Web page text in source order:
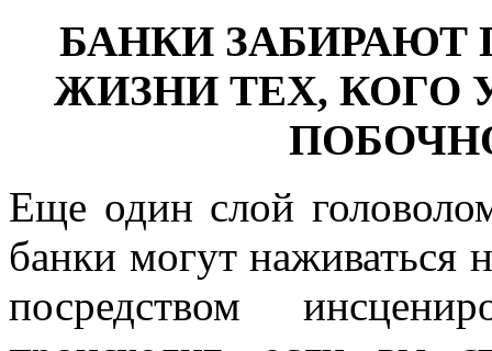
БАНКИ ЗАБИРАЮТ
ЖИЗНИ ТЕХ, КОГО
Еще один слой
банки могут наживаться
посредством